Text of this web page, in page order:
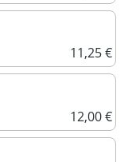
11,25 €
12,00 €